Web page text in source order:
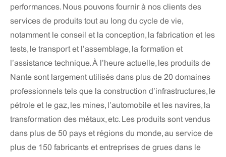
performances. Nous pouvons fournir à nos clients des
services de produits tout au long du cycle de vie,
notamment le conseil et la conception, la fabrication et les
tests, le transport et l’assemblage, la formation et
l’assistance technique. À l’heure actuelle, les produits de
Nante sont largement utilisés dans plus de 20 domaines
professionnels tels que la construction d’infrastructures, le
pétrole et le gaz, les mines, l’automobile et les navires, la
transformation des métaux, etc. Les produits sont vendus
dans plus de 50 pays et régions du monde, au service de
plus de 150 fabricants et entreprises de grues dans le